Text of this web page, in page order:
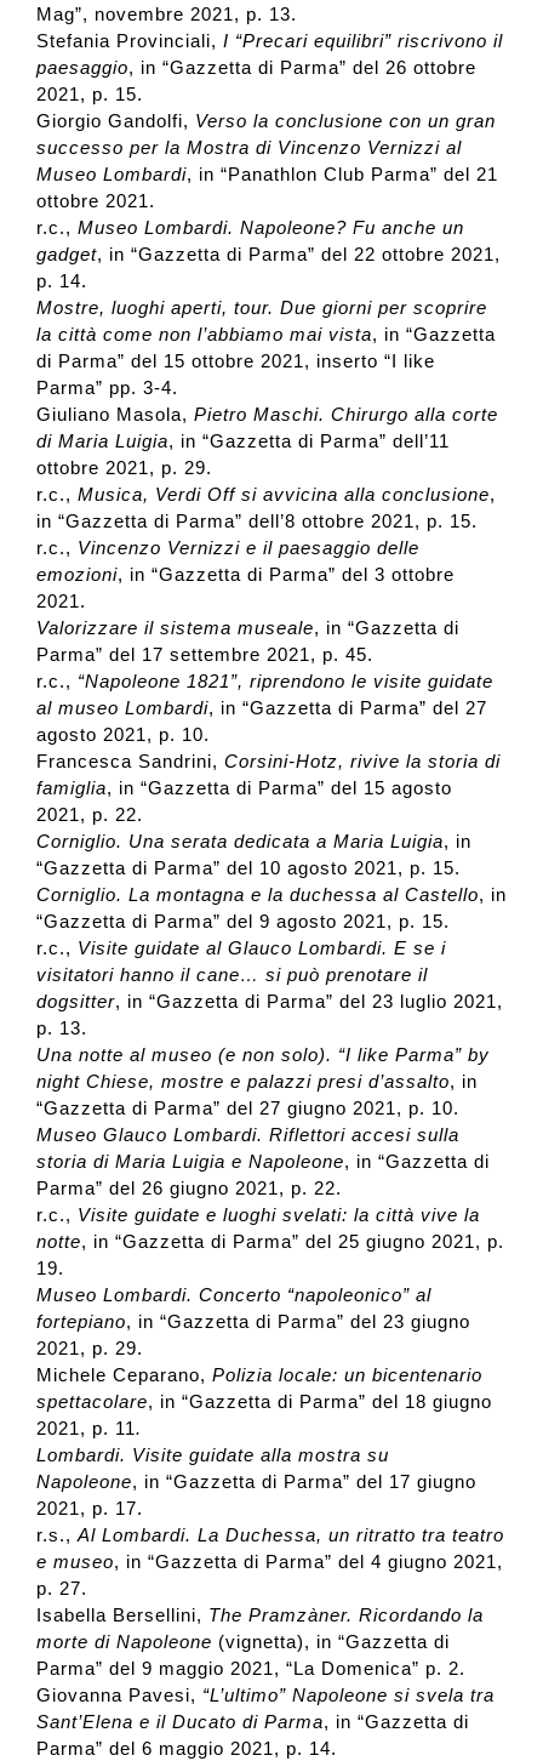
Mag”, novembre 2021, p. 13.
Stefania Provinciali, I “Precari equilibri” riscrivono il
paesaggio, in “Gazzetta di Parma” del 26 ottobre
2021, p. 15.
Giorgio Gandolfi, Verso la conclusione con un gran
successo per la Mostra di Vincenzo Vernizzi al
Museo Lombardi, in “Panathlon Club Parma” del 21
ottobre 2021.
r.c., Museo Lombardi. Napoleone? Fu anche un
gadget, in “Gazzetta di Parma” del 22 ottobre 2021,
p. 14.
Mostre, luoghi aperti, tour. Due giorni per scoprire
la città come non l’abbiamo mai vista, in “Gazzetta
di Parma” del 15 ottobre 2021, inserto “I like
Parma” pp. 3-4.
Giuliano Masola, Pietro Maschi. Chirurgo alla corte
di Maria Luigia, in “Gazzetta di Parma” dell’11
ottobre 2021, p. 29.
r.c., Musica, Verdi Off si avvicina alla conclusione,
in “Gazzetta di Parma” dell’8 ottobre 2021, p. 15.
r.c., Vincenzo Vernizzi e il paesaggio delle
emozioni, in “Gazzetta di Parma” del 3 ottobre
2021.
Valorizzare il sistema museale, in “Gazzetta di
Parma” del 17 settembre 2021, p. 45.
r.c., “Napoleone 1821”, riprendono le visite guidate
al museo Lombardi, in “Gazzetta di Parma” del 27
agosto 2021, p. 10.
Francesca Sandrini, Corsini-Hotz, rivive la storia di
famiglia, in “Gazzetta di Parma” del 15 agosto
2021, p. 22.
Corniglio. Una serata dedicata a Maria Luigia, in
“Gazzetta di Parma” del 10 agosto 2021, p. 15.
Corniglio. La montagna e la duchessa al Castello, in
“Gazzetta di Parma” del 9 agosto 2021, p. 15.
r.c., Visite guidate al Glauco Lombardi. E se i
visitatori hanno il cane… si può prenotare il
dogsitter, in “Gazzetta di Parma” del 23 luglio 2021,
p. 13.
Una notte al museo (e non solo). “I like Parma” by
night Chiese, mostre e palazzi presi d’assalto, in
“Gazzetta di Parma” del 27 giugno 2021, p. 10.
Museo Glauco Lombardi. Riflettori accesi sulla
storia di Maria Luigia e Napoleone, in “Gazzetta di
Parma” del 26 giugno 2021, p. 22.
r.c., Visite guidate e luoghi svelati: la città vive la
notte, in “Gazzetta di Parma” del 25 giugno 2021, p.
19.
Museo Lombardi. Concerto “napoleonico” al
fortepiano, in “Gazzetta di Parma” del 23 giugno
2021, p. 29.
Michele Ceparano, Polizia locale: un bicentenario
spettacolare, in “Gazzetta di Parma” del 18 giugno
2021, p. 11.
Lombardi. Visite guidate alla mostra su
Napoleone, in “Gazzetta di Parma” del 17 giugno
2021, p. 17.
r.s., Al Lombardi. La Duchessa, un ritratto tra teatro
e museo, in “Gazzetta di Parma” del 4 giugno 2021,
p. 27.
Isabella Bersellini, The Pramzàner. Ricordando la
morte di Napoleone (vignetta), in “Gazzetta di
Parma” del 9 maggio 2021, “La Domenica” p. 2.
Giovanna Pavesi, “L’ultimo” Napoleone si svela tra
Sant’Elena e il Ducato di Parma, in “Gazzetta di
Parma” del 6 maggio 2021, p. 14.